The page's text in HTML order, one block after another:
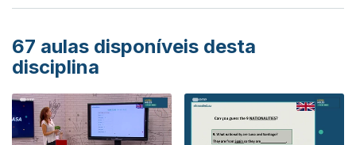
67 aulas disponíveis desta
disciplina